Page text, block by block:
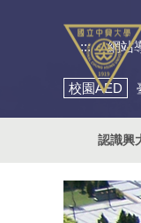
::: 網站
校園AED
認識興